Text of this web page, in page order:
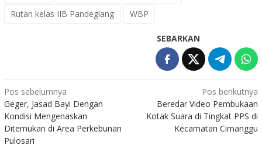
Rutan kelas IIB Pandeglang
WBP
SEBARKAN
Navigasi
pos
Pos sebelumnya
Geger, Jasad Bayi Dengan
Kondisi Mengenaskan
Ditemukan di Area Perkebunan
Pulosari
Pos berikutnya
Beredar Video Pembukaan
Kotak Suara di Tingkat PPS di
Kecamatan Cimanggu